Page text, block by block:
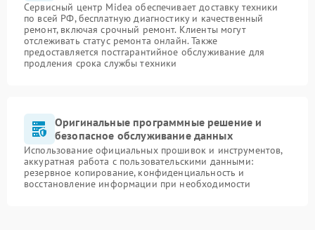
Сервисный центр Midea обеспечивает доставку техники
по всей РФ, бесплатную диагностику и качественный
ремонт, включая срочный ремонт. Клиенты могут
отслеживать статус ремонта онлайн. Также
предоставляется постгарантийное обслуживание для
продления срока службы техники
Оригинальные программные решение и
безопасное обслуживание данных
Использование официальных прошивок и инструментов,
аккуратная работа с пользовательскими данными:
резервное копирование, конфиденциальность и
восстановление информации при необходимости